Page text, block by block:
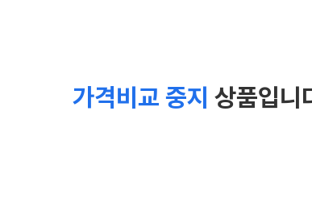
가격비교 중지 상품입니